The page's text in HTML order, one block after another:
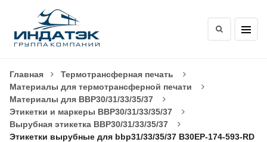
Главная
Термотрансферная печать
Материалы для термотрансферной печати
Материалы для BBP30/31/33/35/37
Этикетки и маркеры BBP30/31/33/35/37
Вырубная этикетка BBP30/31/33/35/37
Этикетки вырубные для bbp31/33/35/37 B30EP-174-593-RD